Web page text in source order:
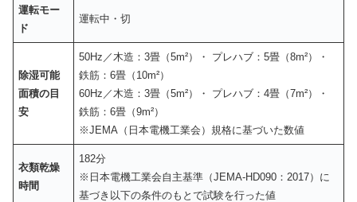
運転モー
ド
運転中・切
除湿可能
面積の目
安
50Hz／木造：3畳（5m²）・ プレハブ：5畳（8m²）・
鉄筋：6畳（10m²）
60Hz／木造：3畳（5m²）・ プレハブ：4畳（7m²）・
鉄筋：6畳（9m²）
※JEMA（日本電機工業会）規格に基づいた数値
衣類乾燥
時間
182分
※日本電機工業会自主基準（JEMA-HD090：2017）に
基づき以下の条件のもとで試験を行った値